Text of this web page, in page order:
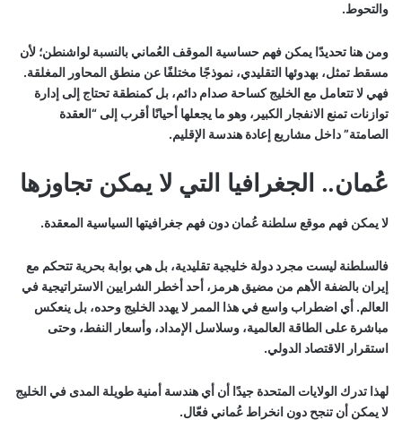
والتحوط.
ومن هنا تحديدًا يمكن فهم حساسية الموقف العُماني بالنسبة لواشنطن؛ لأن
مسقط تمثل، بهدوئها التقليدي، نموذجًا مختلفًا عن منطق المحاور المغلقة.
فهي لا تتعامل مع الخليج كساحة صدام دائم، بل كمنطقة تحتاج إلى إدارة
توازنات تمنع الانفجار الكبير، وهو ما يجعلها أحيانًا أقرب إلى “العقدة
الصامتة” داخل مشاريع إعادة هندسة الإقليم.
عُمان.. الجغرافيا التي لا يمكن تجاوزها
لا يمكن فهم موقع سلطنة عُمان دون فهم جغرافيتها السياسية المعقدة.
فالسلطنة ليست مجرد دولة خليجية تقليدية، بل هي بوابة بحرية تتحكم مع
إيران بالضفة الأهم من مضيق هرمز، أحد أخطر الشرايين الاستراتيجية في
العالم. أي اضطراب واسع في هذا الممر لا يهدد الخليج وحده، بل ينعكس
مباشرة على الطاقة العالمية، وسلاسل الإمداد، وأسعار النفط، وحتى
استقرار الاقتصاد الدولي.
لهذا تدرك الولايات المتحدة جيدًا أن أي هندسة أمنية طويلة المدى في الخليج
لا يمكن أن تنجح دون انخراط عُماني فعّال.